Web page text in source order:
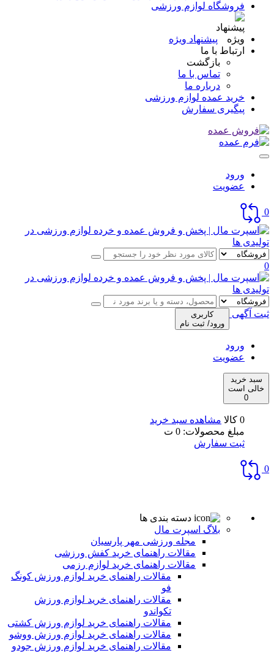
فروشگاه لوازم ورزشی
پیشنهاد ویژه
ارتباط با ما
بازگشت
تماس با ما
درباره ما
خرید عمده لوازم ورزشی
پیگیری سفارش
ورود
عضویت
0
0
ثبت آگهی
کاربری
ورود/ ثبت نام
ورود
عضویت
سبد خرید
خالی است
0
0 کالا
مشاهده سبد خرید
مبلغ محصولات: 0 ت
ثبت سفارش
0
دسته بندی ها
بلاگ اسپرت مال
مجله ورزشی مهر پارسیان
مقالات راهنمای خرید کفش ورزشی
مقالات راهنمای خرید لوازم رزمی
مقالات راهنمای خرید لوازم ورزش کونگ
فو
مقالات راهنمای خرید لوازم ورزش
تکواندو
مقالات راهنمای خرید لوازم ورزش کشتی
مقالات راهنمای خرید لوازم ورزش ووشو
مقالات راهنمای خرید لوازم ورزش جودو